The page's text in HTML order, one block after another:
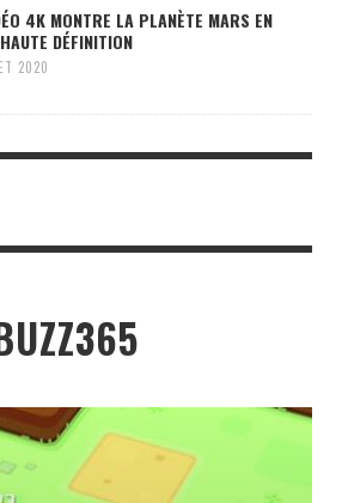
4K MONTRE LA PLANÈTE MARS EN
DÉFINITION
2020